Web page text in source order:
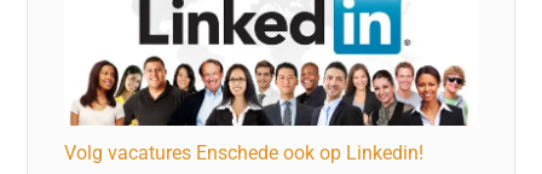
Volg vacatures Enschede ook op Linkedin!